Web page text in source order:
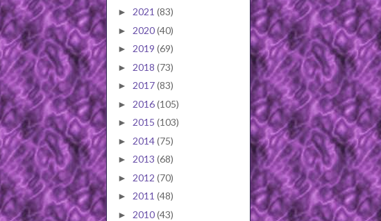
► 2021 (83)
► 2020(40)
► 2019 (69)
► 2018 (73)
► 2017(83)
► 2016(105)
► 2015 (103)
► 2014(75)
► 2013 (68)
► 2012 (70)
► 2011 (48)
► 2010(43)